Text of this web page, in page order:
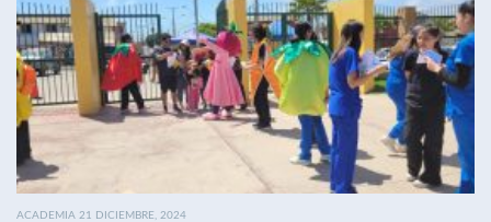
ACADEMIA 21 DICIEMBRE, 2024